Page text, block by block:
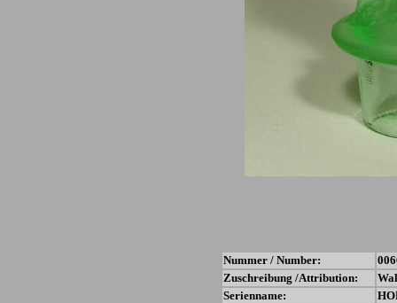
Nummer / Number:
Zuschreibung /Attribution:
Serienname: